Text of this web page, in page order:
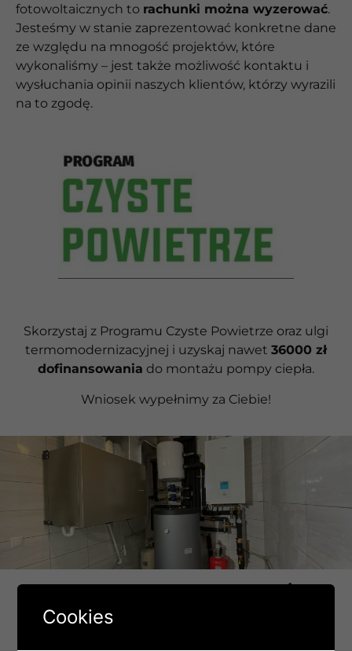
fotowoltaicznych to rachunki można wyzerować.
Jesteśmy w stanie zaprezentować konkretne dane
ze względu na mnogość projektów, które
wykonaliśmy – jest także możliwość kontaktu i
wysłuchania opinii naszych klientów, którzy wyrazili
na to zgodę.
Skorzystaj z Programu Czyste Powietrze oraz ulgi
termomodernizacyjnej i uzyskaj nawet 36000 zł
dofinansowania do montażu pompy ciepła.
Wniosek wypełnimy za Ciebie!
DLACZEGO LICZBA MONTAŻY
PC W POLSCE COROCZNIE SIĘ
PODWAJA:
Cookies